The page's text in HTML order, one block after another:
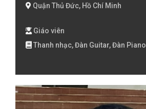
Quận Thủ Đức, Hồ Chí Minh
Giáo viên
Thanh nhạc, Đàn Guitar, Đàn Piano